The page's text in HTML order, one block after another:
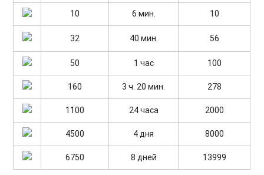
10 6 мин. 10
32 40 мин. 56
50 1 час 100
160 3 ч. 20 мин. 278
1100 24 часа 2000
4500 4 дня 8000
6750 8 дней 13999